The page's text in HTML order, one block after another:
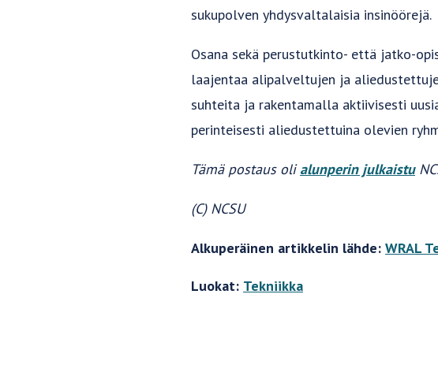
sukupolven yhdysvaltalaisia insinöörejä.
Osana sekä perustutkinto- että jatko-
laajentaa alipalveltujen ja
suhteita ja rakentamalla aktiivisesti
perinteisesti aliedustettuina olevien
Tämä postaus olialunperin julkaistu
(C) NCSU
Alkuperäinen artikkelin lähde: WRAL
Luokat: Tekniikka